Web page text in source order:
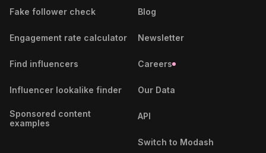
Cape Town Beauty Influencers
Caracas Beauty Influencers
Casablanca Beauty Influencers
Cebu City Beauty Influencers
Chennai Beauty Influencers
Chicago Beauty Influencers
Fake follower check
Engagement rate calculator
Find influencers
Influencer lookalike finder
Sponsored content
examples
Blog
Newsletter
Careers
Our Data
API
Switch to Modash